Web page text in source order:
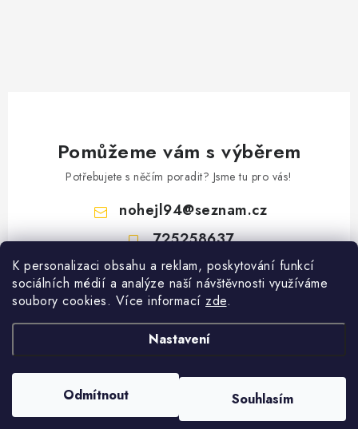
K personalizaci obsahu a reklam, poskytování funkcí
sociálních médií a analýze naší návštěvnosti využíváme
soubory cookies. Více informací zde.
Nastavení
Odmítnout Souhlasím
Pomůžeme vám s výběrem
Potřebujete s něčím poradit? Jsme tu pro vás!
nohejl94@seznam.cz
725258637
Vyhledávání
Vytvořil Shoptet
. Všechna práva vyhrazena.Upravit nastavení